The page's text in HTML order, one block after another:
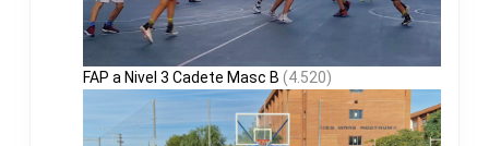
FAP a Nivel 3 Cadete Masc B (4.520)